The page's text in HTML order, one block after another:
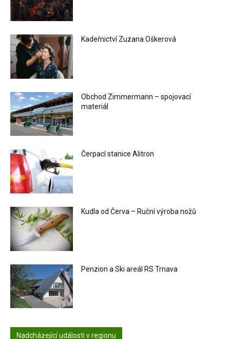
Kadeřnictví Zuzana Oškerová
Obchod Zimmermann – spojovací
materiál
Čerpací stanice Alitron
Kudla od Červa – Ruční výroba nožů
Penzion a Ski areál RS Trnava
Nadcházející události v regionu